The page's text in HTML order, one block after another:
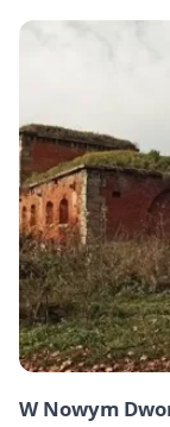
W Nowym